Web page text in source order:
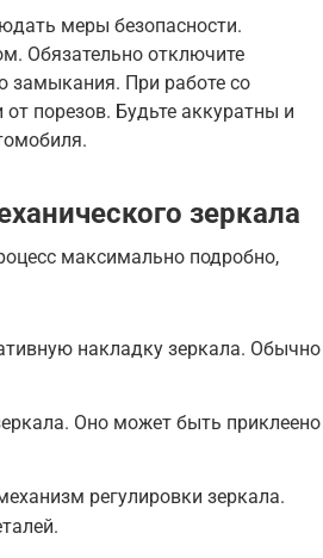
меры безопасности.
Обязательно отключите
замыкания. При работе со
порезов. Будьте аккуратны и
зеркала
максимально подробно,
накладку зеркала. Обычно
Оно может быть приклеено
регулировки зеркала.